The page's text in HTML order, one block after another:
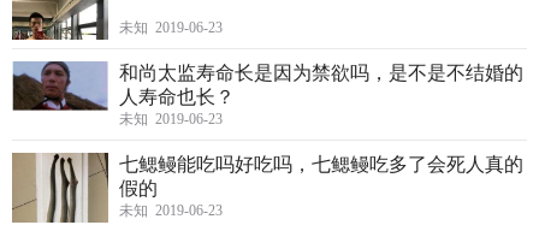
未知 2019-06-23
和尚太监寿命长是因为禁欲吗，是不是不结婚的
人寿命也长？
未知 2019-06-23
七鳃鳗能吃吗好吃吗，七鳃鳗吃多了会死人真的
假的
未知 2019-06-23